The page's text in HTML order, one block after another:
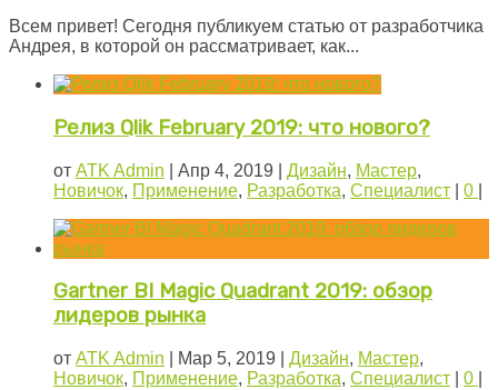
Всем привет! Сегодня публикуем статью от разработчика
Андрея, в которой он рассматривает, как...
Релиз Qlik February 2019: что нового?
от ATK Admin Апр 4, 2019 Дизайн, Мастер,
Новичок, Применение, Разработка, Специалист 0
Gartner BI Magic Quadrant 2019: обзор
лидеров рынка
от ATK Admin Мар 5, 2019 Дизайн, Мастер,
Новичок, Применение, Разработка, Специалист 0